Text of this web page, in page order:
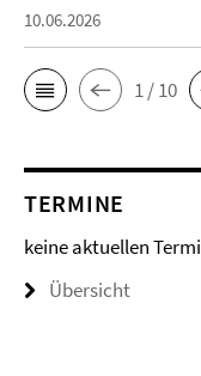
10.06.2026
1 / 10
TERMINE
keine aktuellen
Übersicht